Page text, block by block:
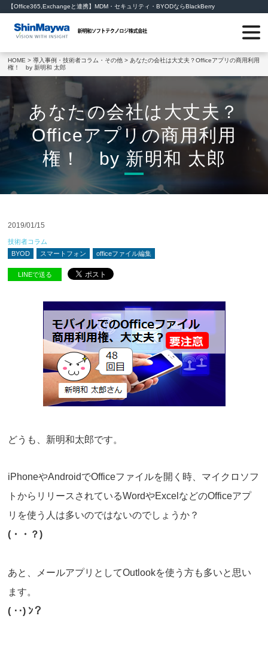
【Office365,Exchangeと連携】MDM・セキュリティ・BYODならBlackBerry
HOME >導入事例・技術者コラム・その他 > あなたの会社は大丈夫？Officeアプリの商用利用
権！ by 新明和 太郎
あなたの会社は大丈夫？
Officeアプリの商用利用
権！ by 新明和 太郎
2019/01/15
技術者コラム
BYOD
スマートフォン officeファイル編集
LINEで送る
どうも、新明和太郎です。
iPhoneやAndroidでOfficeファイルを開く時、マイクロソフ
トからリリースされているWordやExcelなどのOfficeアプ
リを使う人は多いのではないのでしょうか？
( ・・？)
あと、メールアプリとしてOutlookを使う方も多いと思い
ます。
( ‥) ﾝ？